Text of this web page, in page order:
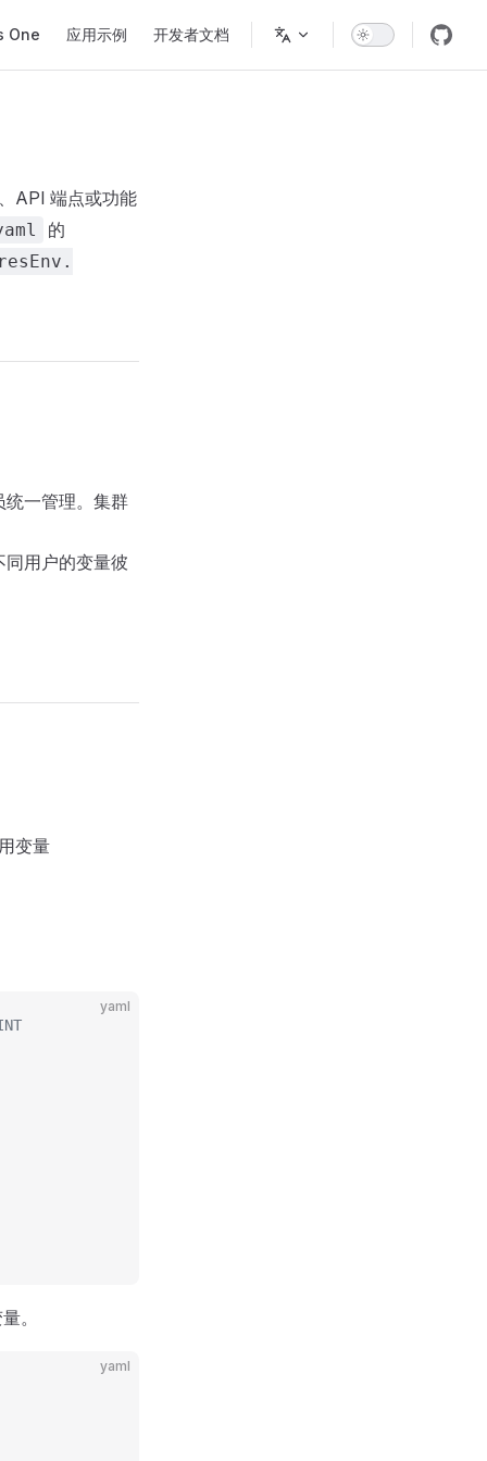
One 应用示例 开发者文档
API 端点或功能
的
统一管理。集群
用户的变量彼
变量
yaml
。
yaml